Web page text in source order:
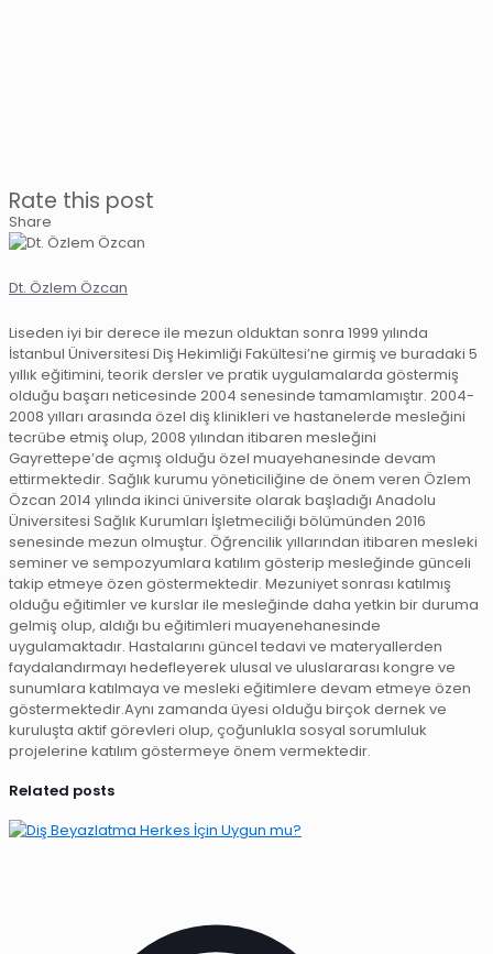
Rate this post
Share
Dt. Özlem Özcan
Liseden iyi bir derece ile mezun olduktan sonra 1999 yılında
İstanbul Üniversitesi Diş Hekimliği Fakültesi’ne girmiş ve buradaki 5
yıllık eğitimini, teorik dersler ve pratik uygulamalarda göstermiş
olduğu başarı neticesinde 2004 senesinde tamamlamıştır. 2004-
2008 yılları arasında özel diş klinikleri ve hastanelerde mesleğini
tecrübe etmiş olup, 2008 yılından itibaren mesleğini
Gayrettepe’de açmış olduğu özel muayehanesinde devam
ettirmektedir. Sağlık kurumu yöneticiliğine de önem veren Özlem
Özcan 2014 yılında ikinci üniversite olarak başladığı Anadolu
Üniversitesi Sağlık Kurumları İşletmeciliği bölümünden 2016
senesinde mezun olmuştur. Öğrencilik yıllarından itibaren mesleki
seminer ve sempozyumlara katılım gösterip mesleğinde günceli
takip etmeye özen göstermektedir. Mezuniyet sonrası katılmış
olduğu eğitimler ve kurslar ile mesleğinde daha yetkin bir duruma
gelmiş olup, aldığı bu eğitimleri muayenehanesinde
uygulamaktadır. Hastalarını güncel tedavi ve materyallerden
faydalandırmayı hedefleyerek ulusal ve uluslararası kongre ve
sunumlara katılmaya ve mesleki eğitimlere devam etmeye özen
göstermektedir.Aynı zamanda üyesi olduğu birçok dernek ve
kuruluşta aktif görevleri olup, çoğunlukla sosyal sorumluluk
projelerine katılım göstermeye önem vermektedir.
Related posts